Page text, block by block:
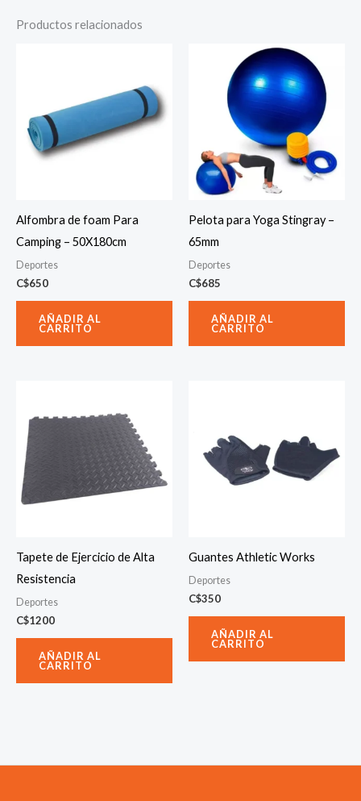
Productos relacionados
Alfombra de foam Para
Camping – 50X180cm
Deportes
C$650
AÑADIR AL
CARRITO
Pelota para Yoga Stingray –
65mm
Deportes
C$685
AÑADIR AL
CARRITO
Tapete de Ejercicio de Alta
Resistencia
Deportes
C$1200
AÑADIR AL
CARRITO
Guantes Athletic Works
Deportes
C$350
AÑADIR AL
CARRITO